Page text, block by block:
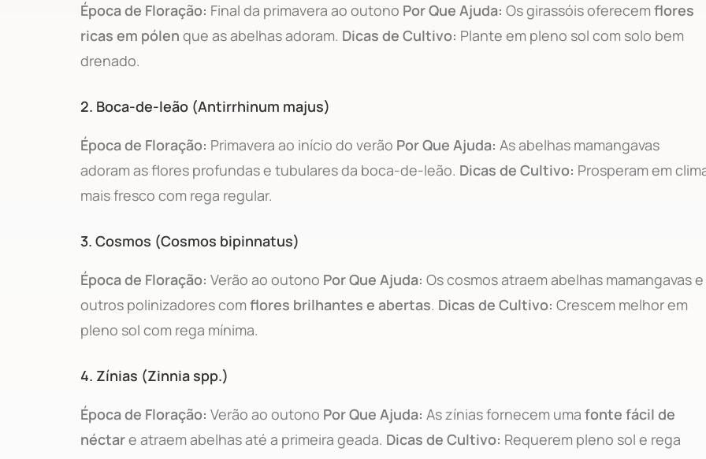
Época de Floração: Final da primavera ao outono Por Que Ajuda: Os girassóis oferecemflores
ricas em pólen que as abelhas adoram. Dicas de Cultivo: Plante em pleno sol com solo bem
drenado.
2. Boca-de-leão (Antirrhinum majus)
Época de Floração: Primavera ao início do verão Por Que Ajuda: As abelhas mamangavas
adoram as flores profundas e tubulares da boca-de-leão. Dicas de Cultivo: Prosperam em
mais fresco com rega regular.
3. Cosmos (Cosmos bipinnatus)
Época de Floração: Verão ao outono Por Que Ajuda: Os cosmos atraem abelhas mamangavas e
outros polinizadores comflores brilhantes e abertas. Dicas de Cultivo: Crescem melhor em
pleno sol com rega mínima.
4. Zínias (Zinnia spp.)
Época de Floração: Verão ao outono Por Que Ajuda: As zínias fornecem uma fonte fácil de
néctare atraem abelhas até a primeira geada. Dicas de Cultivo: Requerem pleno sol e rega